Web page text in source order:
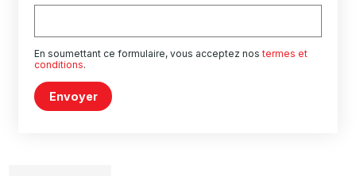
En soumettant ce formulaire, vous acceptez nostermes et
conditions.
Envoyer